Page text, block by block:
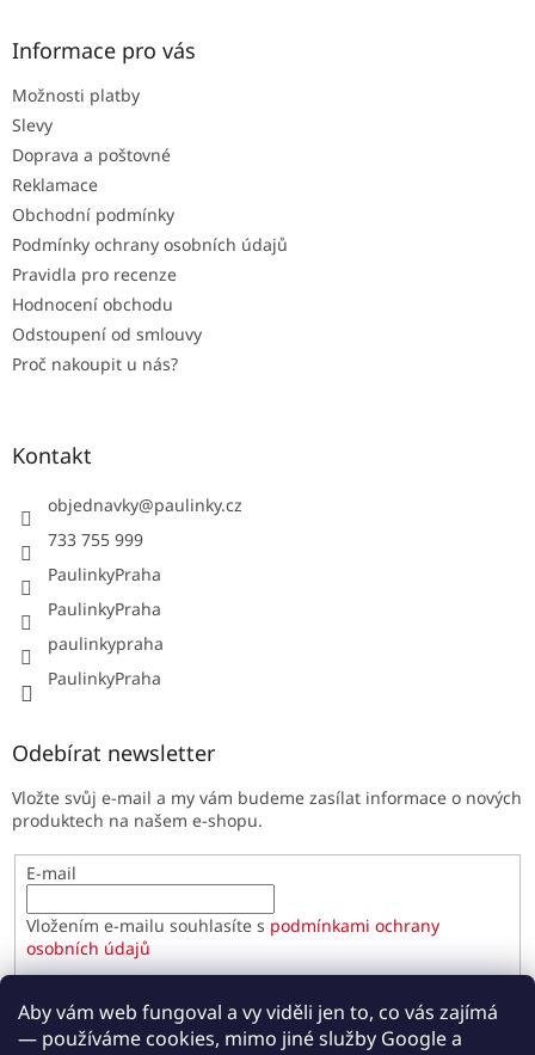
Aby vám web fungoval a vy viděli jen to, co vás zajímá
— používáme cookies, mimo jiné služby Google a
Informace pro vás
Možnosti platby
Slevy
Doprava a poštovné
Reklamace
Obchodní podmínky
Podmínky ochrany osobních údajů
Pravidla pro recenze
Hodnocení obchodu
Odstoupení od smlouvy
Proč nakoupit u nás?
Kontakt
objednavky@paulinky.cz
733 755 999
PaulinkyPraha
PaulinkyPraha
paulinkypraha
PaulinkyPraha
Odebírat newsletter
Vložte svůj e-mail a my vám budeme zasílat informace o nových
produktech na našem e-shopu.
E-mail
Vložením e-mailu souhlasíte s podmínkami ochrany
osobních údajů
PŘIHLÁSIT SE